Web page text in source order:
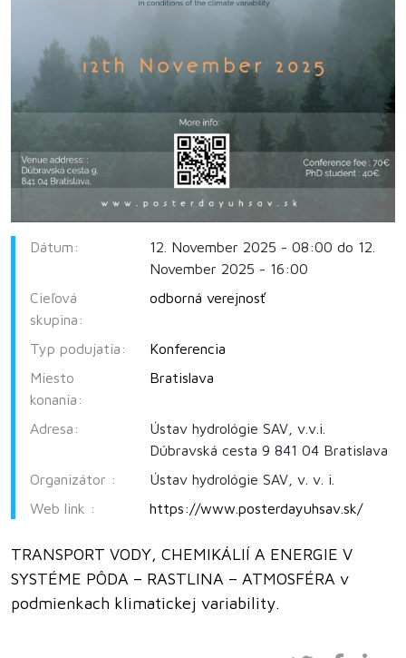
Dátum:
12. November 2025 - 08:00 do 12.
November 2025 - 16:00
Cieľová
skupina:
odborná verejnosť
Typ podujatia:
Konferencia
Miesto
konania:
Bratislava
Adresa:
Ústav hydrológie SAV, v.v.i.
Dúbravská cesta 9 841 04 Bratislava
Organizátor :
Ústav hydrológie SAV, v. v. i.
Web link :
https://www.posterdayuhsav.sk/
TRANSPORT VODY, CHEMIKÁLIÍ A ENERGIE V
SYSTÉME PÔDA – RASTLINA – ATMOSFÉRA v
podmienkach klimatickej variability.